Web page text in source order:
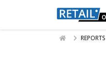
REPORTS